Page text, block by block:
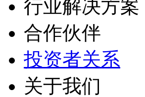
行业解决方案
合作伙伴
投资者关系
关于我们